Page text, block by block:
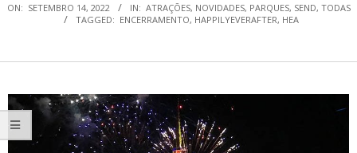
ON: SETEMBRO 14, 2022 IN: ATRAÇÕES, NOVIDADES, PARQUES, SEND, TODAS
TAGGED: ENCERRAMENTO, HAPPILYEVERAFTER, HEA